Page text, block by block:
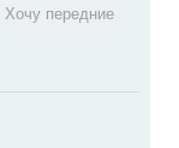
Хочу передние